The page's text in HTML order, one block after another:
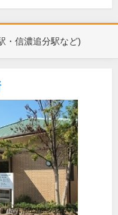
・信濃追分駅など)